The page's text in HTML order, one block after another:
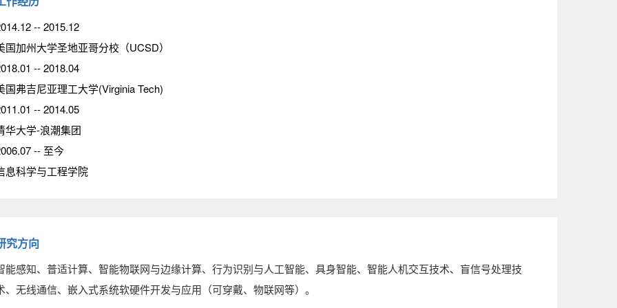
-- 2015.12
国加州大学圣地亚哥分校（UCSD）
-- 2018.04
国弗吉尼亚理工大学(Virginia Tech)
-- 2014.05
华大学-浪潮集团
-- 至今
息科学与工程学院
究方向
能感知、普适计算、智能物联网与边缘计算、行为识别与人工智能、具身智能、智能人机交互技术、盲信号处理技
、无线通信、嵌入式系统软硬件开发与应用（可穿戴、物联网等）。